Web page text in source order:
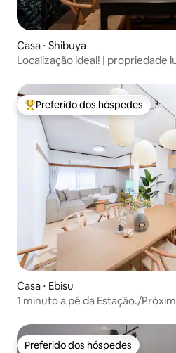
Casa ⋅ Shibuya
Localização ideal! | propriedade
Entre os melhores preferidos dos
Preferido dos hóspedes
Casa ⋅ Ebisu
1 minuto a pé da Estação./
Preferido dos hóspedes